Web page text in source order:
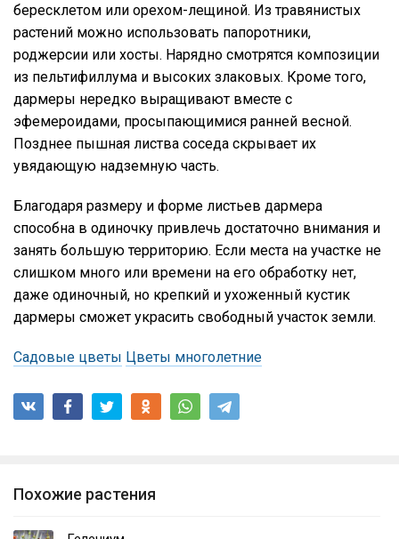
бересклетом или орехом-лещиной. Из травянистых
растений можно использовать папоротники,
роджерсии или хосты. Нарядно смотрятся композиции
из пельтифиллума и высоких злаковых. Кроме того,
дармеры нередко выращивают вместе с
эфемероидами, просыпающимися ранней весной.
Позднее пышная листва соседа скрывает их
увядающую надземную часть.
Благодаря размеру и форме листьев дармера
способна в одиночку привлечь достаточно внимания и
занять большую территорию. Если места на участке не
слишком много или времени на его обработку нет,
даже одиночный, но крепкий и ухоженный кустик
дармеры сможет украсить свободный участок земли.
Садовые цветы Цветы многолетние
Похожие растения